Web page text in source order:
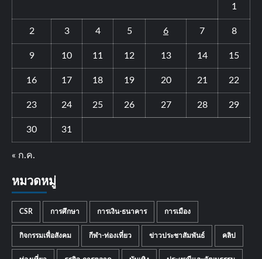
1
2 3 4 5 6 7 8
9 10 11 12 13 14 15
16 17 18 19 20 21 22
23 24 25 26 27 28 29
30 31
« ก.ค.
หมวดหมู่
CSR การศึกษา การเงิน-ธนาคาร การเมือง
กิจกรรมเพื่อสังคม กีฬา-ท่องเที่ยว ข่าวประชาสัมพันธ์ คลิป